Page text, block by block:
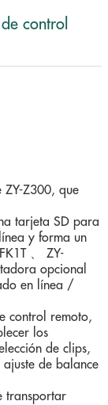
control
ZY-Z300, que
tarjeta SD para
y forma un
、 ZY-
opcional
en línea /
control remoto,
los
de clips,
de balance
transportar